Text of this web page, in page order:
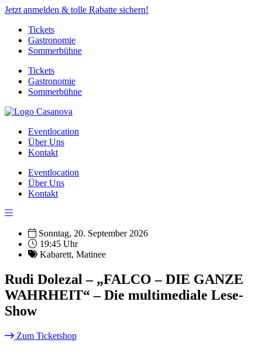
Jetzt anmelden & tolle Rabatte sichern!
Tickets
Gastronomie
Sommerbühne
Tickets
Gastronomie
Sommerbühne
Eventlocation
Über Uns
Kontakt
Eventlocation
Über Uns
Kontakt
Sonntag, 20. September 2026
19:45 Uhr
Kabarett, Matinee
Rudi Dolezal – „FALCO – DIE GANZE
WAHRHEIT“ – Die multimediale Lese-
Show
Zum Ticketshop